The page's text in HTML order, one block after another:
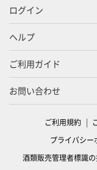
ログイン
ヘルプ
ご利用ガイド
お問い合わせ
ご利用規約
プライバシー
酒類販売管理者標識